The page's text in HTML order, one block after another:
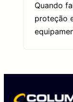
Quando
proteção